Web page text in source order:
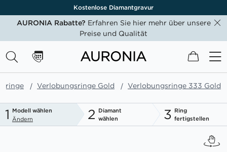
AURONIA Rabatte? Erfahren Sie hier mehr über unsere
Preise und Qualität
Mein
Verlobungsringe Gold Verlobungsringe 333 Gold
1 Modell wählen
Ändern
2 Diamant
wählen
3 Ring
fertigstellen